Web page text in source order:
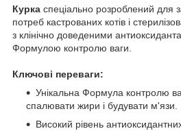
Курка спеціально розроблений для
потреб кастрованих котів і
з клінічно доведеними
Формулою контролю ваги.
Ключові переваги:
Унікальна Формула контролю
спалювати жири і будувати м'язи.
Високий рівень